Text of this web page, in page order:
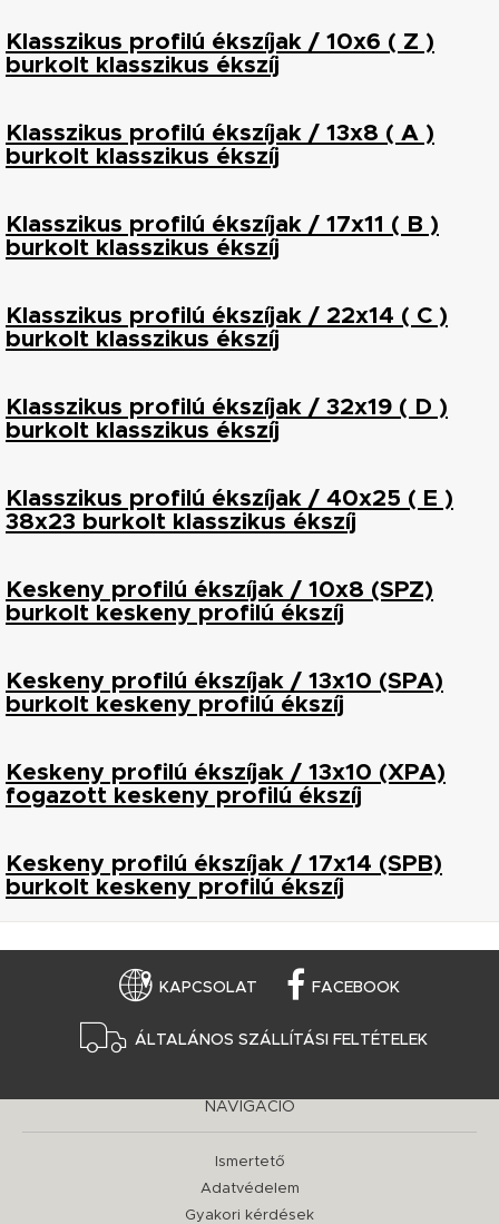
Klasszikus profilú ékszíjak / 10x6 ( Z )
burkolt klasszikus ékszíj
Klasszikus profilú ékszíjak / 13x8 ( A )
burkolt klasszikus ékszíj
Klasszikus profilú ékszíjak / 17x11 ( B )
burkolt klasszikus ékszíj
Klasszikus profilú ékszíjak / 22x14 ( C )
burkolt klasszikus ékszíj
Klasszikus profilú ékszíjak / 32x19 ( D )
burkolt klasszikus ékszíj
Klasszikus profilú ékszíjak / 40x25 ( E )
38x23 burkolt klasszikus ékszíj
Keskeny profilú ékszíjak / 10x8 (SPZ)
burkolt keskeny profilú ékszíj
Keskeny profilú ékszíjak / 13x10 (SPA)
burkolt keskeny profilú ékszíj
Keskeny profilú ékszíjak / 13x10 (XPA)
fogazott keskeny profilú ékszíj
Keskeny profilú ékszíjak / 17x14 (SPB)
burkolt keskeny profilú ékszíj
KAPCSOLAT FACEBOOK
ÁLTALÁNOS SZÁLLÍTÁSI FELTÉTELEK
NAVIGÁCIÓ
Ismertető
Adatvédelem
Gyakori kérdések